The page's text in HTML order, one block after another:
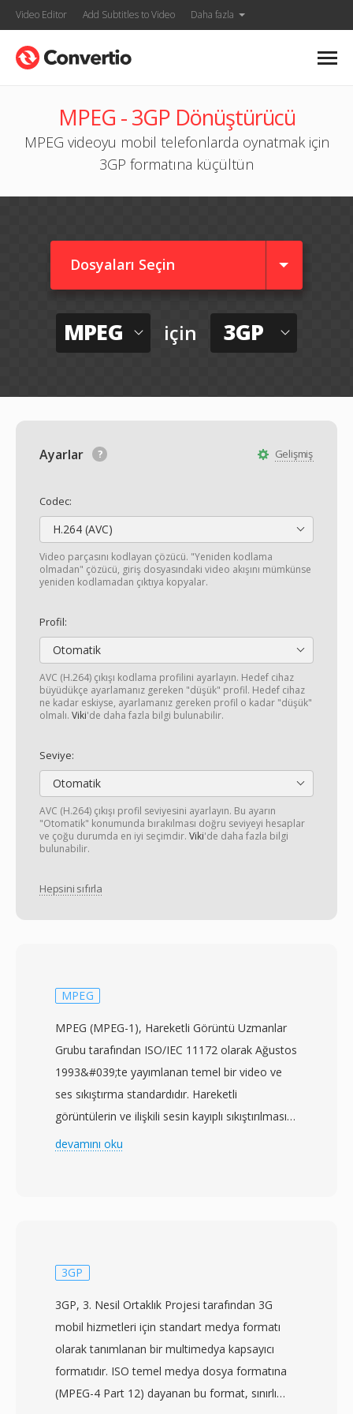
Video Editor Add Subtitles to Video Daha fazla
MPEG - 3GP Dönüştürücü
MPEG videoyu mobil telefonlarda oynatmak için
3GP formatına küçültün
Dosyaları Seçin
MPEG için 3GP
Gelişmiş
Ayarlar
Codec:
H.264 (AVC)
Video parçasını kodlayan çözücü. "Yeniden kodlama
olmadan" çözücü, giriş dosyasındaki video akışını mümkünse
yeniden kodlamadan çıktıya kopyalar.
Profil:
Otomatik
AVC (H.264) çıkışı kodlama profilini ayarlayın. Hedef cihaz
büyüdükçe ayarlamanız gereken "düşük" profil. Hedef cihaz
ne kadar eskiyse, ayarlamanız gereken profil o kadar "düşük"
olmalı. Viki'de daha fazla bilgi bulunabilir.
Seviye:
Otomatik
AVC (H.264) çıkışı profil seviyesini ayarlayın. Bu ayarın
"Otomatik" konumunda bırakılması doğru seviyeyi hesaplar
ve çoğu durumda en iyi seçimdir. Viki'de daha fazla bilgi
bulunabilir.
Hepsini sıfırla
MPEG
MPEG (MPEG-1), Hareketli Görüntü Uzmanlar
Grubu tarafından ISO/IEC 11172 olarak Ağustos
1993&#039;te yayımlanan temel bir video ve
ses sıkıştırma standardıdır. Hareketli
görüntülerin ve ilişkili sesin kayıplı sıkıştırılması
için i̇lk uluslararası standart olup sonraki
kodlamanın birleşimiyle I-kareler (kare içi
(çift yönlü tahminli) olmak üzere üç kare türü
etrafında organize edilir. Standart, SIF
çözünürlükte (NTSC için 352x240) VHS kaset
kalitesine eşdeğer görüntü üreterek ses ve
video için birleşik yaklaşık 1,5 Mbps bit hızını
devamını oku
3GP
3GP, 3. Nesil Ortaklık Projesi tarafından 3G
mobil hizmetleri için standart medya formatı
olarak tanımlanan bir multimedya kapsayıcı
formatıdır. ISO temel medya dosya formatına
(MPEG-4 Part 12) dayanan bu format, sınırlı